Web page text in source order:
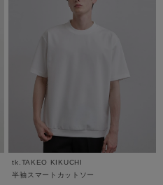
tk.TAKEO KIKUCHI
半袖スマートカットソー